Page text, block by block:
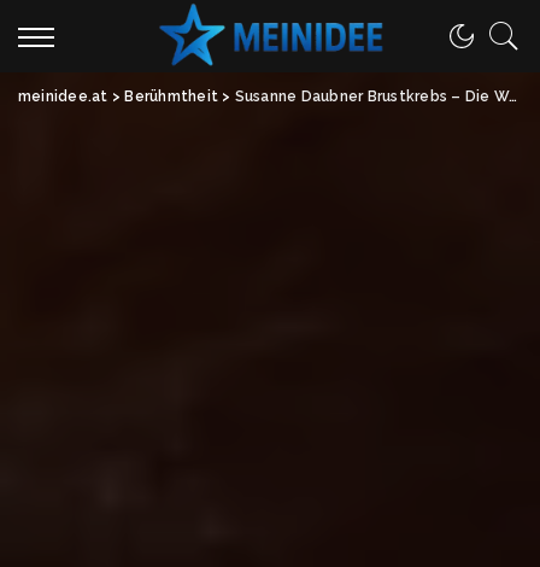
meinidee.at > Berühmtheit > Susanne Daubner Brustkrebs – Die Wahrheit hinter den Gerüchten